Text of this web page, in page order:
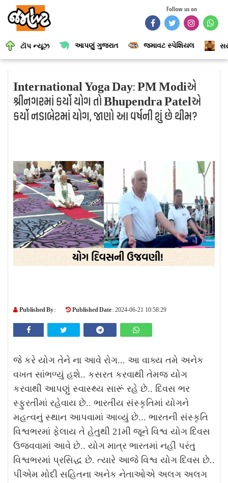
Follow us on
ટૉપ ન્યૂઝ આપણું ગુજરાત જમાવટ સ્પેશિયલ
International Yoga Day: PM Modiએ
શ્રીનગરમાં કર્યો યોગ તો Bhupendra Patelએ
કર્યો નડાબેટમાં યોગ, જાણો આ વર્ષની શું છે થીમ?
Published By : Published Date : 2024-06-21 10:58:29
જે કરે યોગ તેને ના આવે રોગ... આ વાક્ય તમે અનેક
વખત સાંભળ્યું હશે.. કસરત કરવાથી તેમજ યોગ
કરવાથી આપણું સ્વાસ્થ્ય સારૂં રહે છે.. દિવસ ભર
સ્ફુરતીમાં રહેવાય છે.. ભારતીય સંસ્કૃતિમાં યોગને
મહત્વનું સ્થાન આપવામાં આવ્યું છે... ભારતની સંસ્કૃતિ
વિશ્વભરમાં ફેલાય તે હેતુથી 21મી જૂને વિશ્વ યોગ દિવસ
ઉજવવામાં આવે છે.. યોગ માત્ર ભારતમાં નહીં પરંતુ
વિશ્વભરમાં પ્રસિદ્ધ છે. ત્યારે આજે વિશ્વ યોગ દિવસ છે..
પીએમ મોદી સહિતના અનેક નેતાઓએ અલગ અલગ